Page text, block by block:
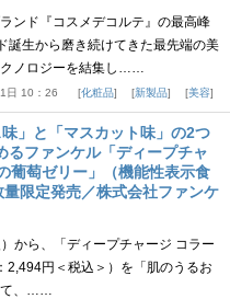
ンド『コスメデコルテ』の最高峰
誕生から磨き続けてきた最先端の美
クノロジーを結集し……
日 10：26 化粧品 新製品 美容
」と「マスカット味」の2つ
るファンケル「ディープチャ
葡萄ゼリー」（機能性表示食
限定発売／株式会社ファンケ
から、「ディープチャージ コラー
2,494円＜税込＞）を「肌のうるお
て、……